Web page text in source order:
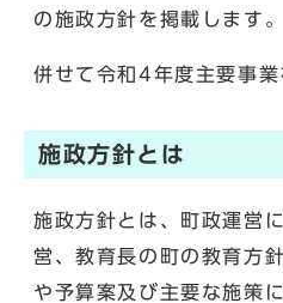
の施政方針を掲載します。
併せて令和4年度主要事業
施政方針とは
施政方針とは、町政運営
営、教育長の町の教育方
や予算案及び主要な施策